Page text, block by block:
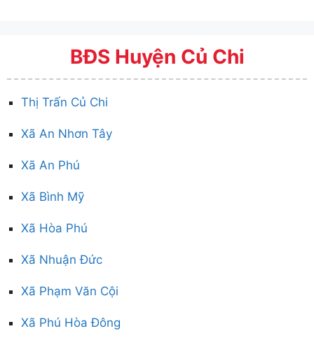
BĐS Huyện Củ Chi
Thị Trấn Củ Chi
Xã An Nhơn Tây
Xã An Phú
Xã Bình Mỹ
Xã Hòa Phú
Xã Nhuận Đức
Xã Phạm Văn Cội
Xã Phú Hòa Đông